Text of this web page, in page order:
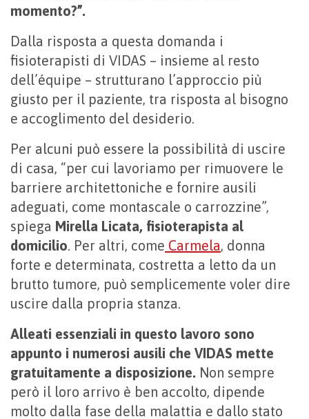
momento?”.
Dalla risposta a questa domanda i
fisioterapisti di VIDAS – insieme al resto
dell’équipe – strutturano l’approccio più
giusto per il paziente, tra risposta al bisogno
e accoglimento del desiderio.
Per alcuni può essere la possibilità di uscire
di casa, “per cui lavoriamo per rimuovere le
barriere architettoniche e fornire ausili
adeguati, come montascale o carrozzine”,
spiega Mirella Licata, fisioterapista al
domicilio . Per altri, come Carmela, donna
forte e determinata, costretta a letto da un
brutto tumore, può semplicemente voler dire
uscire dalla propria stanza.
Alleati essenziali in questo lavoro sono
appunto i numerosi ausili che VIDAS mette
gratuitamente a disposizione. Non sempre
però il loro arrivo è ben accolto, dipende
molto dalla fase della malattia e dallo stato